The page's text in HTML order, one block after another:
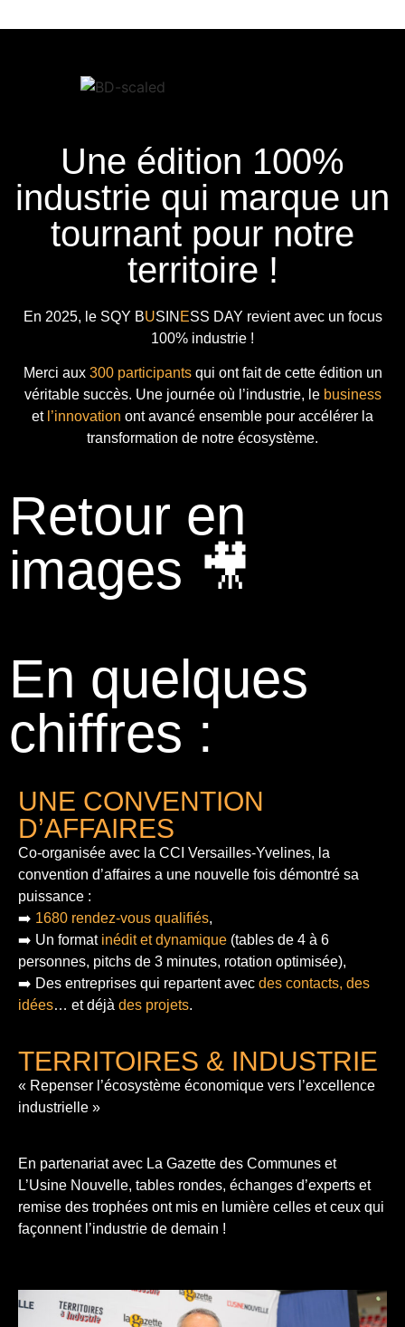
Une édition 100%
industrie qui marque un
tournant pour notre
territoire !
En 2025, le SQY BUSIN ESS DAY revient avec un focus
100% industrie !
Merci aux 300 participantsqui ont fait de cette édition un
véritable succès. Une journée où l’industrie, le business
et l’innovation ont avancé ensemble pour accélérer la
transformation de notre écosystème.
Retour en
images 🎥
En quelques
chiffres :
UNE CONVENTION
D’AFFAIRES
Co-organisée avec la CCI Versailles-Yvelines, la
convention d’affaires a une nouvelle fois démontré sa
puissance :
➡️ 1680 rendez-vous qualifiés,
➡️ Un format inédit et dynamique (tables de 4 à 6
personnes, pitchs de 3 minutes, rotation optimisée),
➡️ Des entreprises qui repartent avec des contacts, des
idées… et déjà des projets.
TERRITOIRES & INDUSTRIE
« Repenser l’écosystème économique vers l’excellence
industrielle »
En partenariat avec La Gazette des Communes et
L’Usine Nouvelle, tables rondes, échanges d’experts et
remise des trophées ont mis en lumière celles et ceux qui
façonnent l’industrie de demain !